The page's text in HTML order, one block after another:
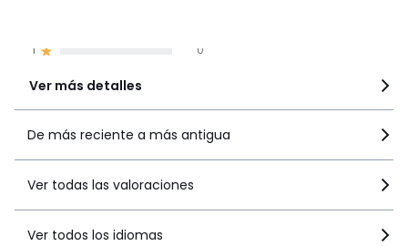
1 0
Ver más detalles
De más reciente a más antigua
Ver todas las valoraciones
Ver todos los idiomas